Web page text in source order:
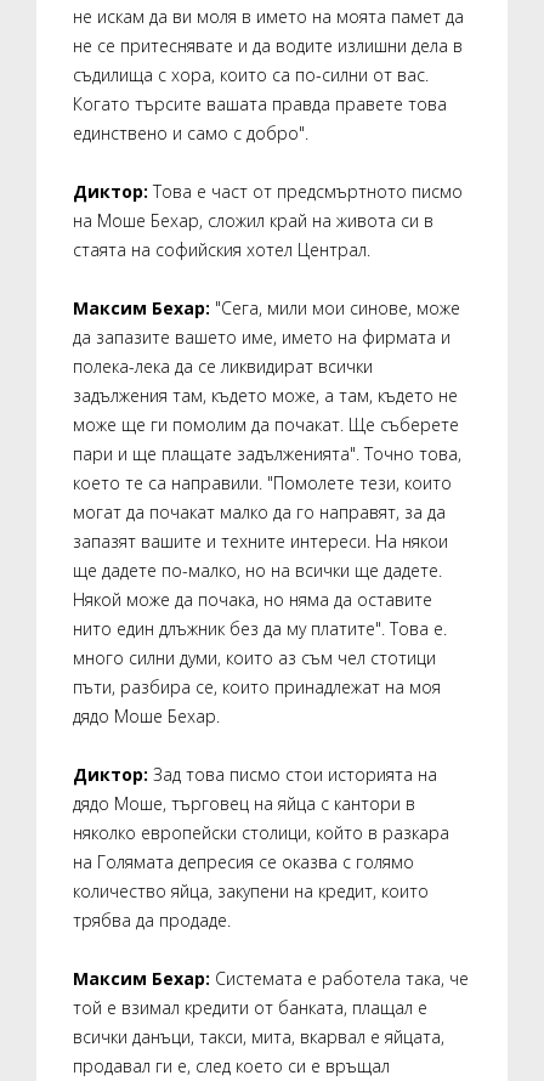
не искам да ви моля в името на моята памет да
не се притеснявате и да водите излишни дела в
съдилища с хора, които са по-силни от вас.
Когато търсите вашата правда правете това
единствено и само с добро".
Диктор: Това е част от предсмъртното писмо
на Моше Бехар, сложил край на живота си в
стаята на софийския хотел Централ.
Максим Бехар: "Сега, мили мои синове, може
да запазите вашето име, името на фирмата и
полека-лека да се ликвидират всички
задължения там, където може, а там, където не
може ще ги помолим да почакат. Ще съберете
пари и ще плащате задълженията". Точно това,
което те са направили. "Помолете тези, които
могат да почакат малко да го направят, за да
запазят вашите и техните интереси. На някои
ще дадете по-малко, но на всички ще дадете.
Някой може да почака, но няма да оставите
нито един длъжник без да му платите". Това е.
много силни думи, които аз съм чел стотици
пъти, разбира се, които принадлежат на моя
дядо Моше Бехар.
Диктор: Зад това писмо стои историята на
дядо Моше, търговец на яйца с кантори в
няколко европейски столици, който в разкара
на Голямата депресия се оказва с голямо
количество яйца, закупени на кредит, които
трябва да продаде.
Максим Бехар: Системата е работела така, че
той е взимал кредити от банката, плащал е
всички данъци, такси, мита, вкарвал е яйцата,
продавал ги е, след което си е връщал